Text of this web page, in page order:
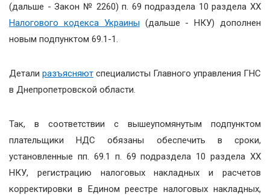
(дальше - Закон № 2260) п. 69 подраздела 10 раздела ХХ
Налогового кодекса Украины (дальше - НКУ) дополнен
новым подпунктом 69.1-1.
Детали разъясняют специалисты Главного управления ГНС
в Днепропетровской области.
Так, в соответствии с вышеупомянутым подпунктом
плательщики НДС обязаны обеспечить в сроки,
установленные пп. 69.1 п. 69 подраздела 10 раздела ХХ
НКУ, регистрацию налоговых накладных и расчетов
корректировки в Едином реестре налоговых накладных,